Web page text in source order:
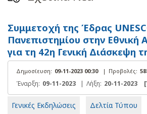
Συμμετοχή της Έδρας
Πανεπιστημίου στην Εθνική
για τη 42η Γενική Διάσκεψη
Δημοσίευση: 09-11-2023 00:30 | Προβολές:
Έναρξη: 09-11-2023 | Λήξη: 20-11-2023
Γενικές Εκδηλώσεις Δελτία Τύπου